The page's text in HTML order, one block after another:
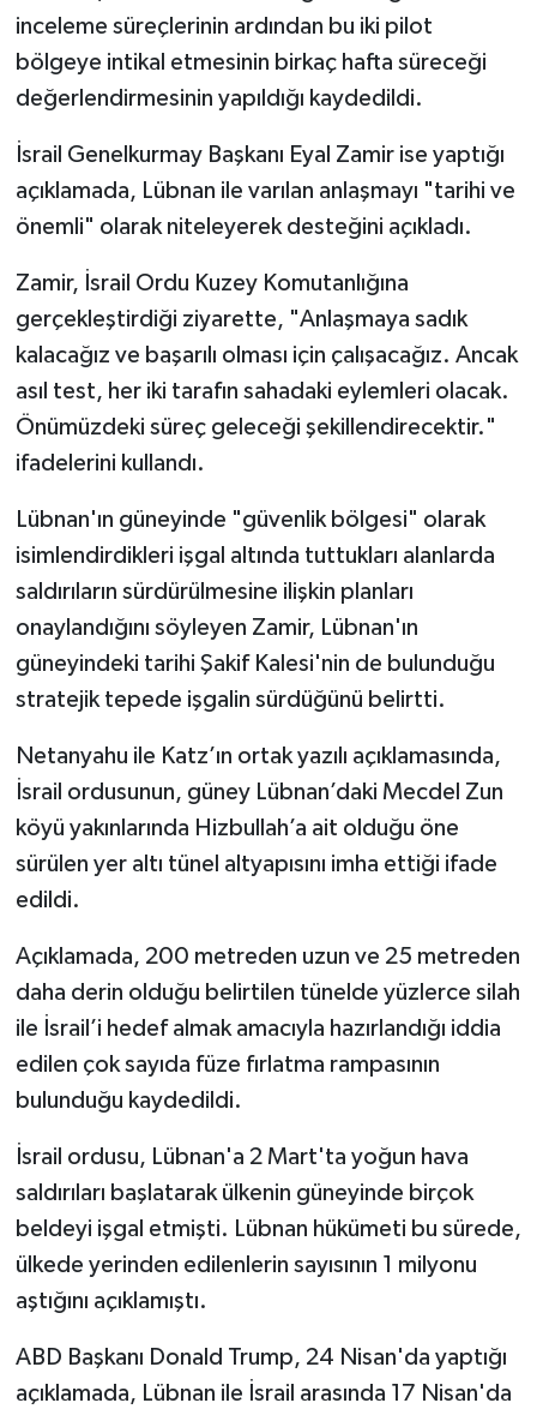
inceleme süreçlerinin ardından bu iki pilot
bölgeye intikal etmesinin birkaç hafta süreceği
değerlendirmesinin yapıldığı kaydedildi.
İsrail Genelkurmay Başkanı Eyal Zamir ise yaptığı
açıklamada, Lübnan ile varılan anlaşmayı "tarihi ve
önemli" olarak niteleyerek desteğini açıkladı.
Zamir, İsrail Ordu Kuzey Komutanlığına
gerçekleştirdiği ziyarette, "Anlaşmaya sadık
kalacağız ve başarılı olması için çalışacağız. Ancak
asıl test, her iki tarafın sahadaki eylemleri olacak.
Önümüzdeki süreç geleceği şekillendirecektir."
ifadelerini kullandı.
Lübnan'ın güneyinde "güvenlik bölgesi" olarak
isimlendirdikleri işgal altında tuttukları alanlarda
saldırıların sürdürülmesine ilişkin planları
onaylandığını söyleyen Zamir, Lübnan'ın
güneyindeki tarihi Şakif Kalesi'nin de bulunduğu
stratejik tepede işgalin sürdüğünü belirtti.
Netanyahu ile Katz’ın ortak yazılı açıklamasında,
İsrail ordusunun, güney Lübnan’daki Mecdel Zun
köyü yakınlarında Hizbullah’a ait olduğu öne
sürülen yer altı tünel altyapısını imha ettiği ifade
edildi.
Açıklamada, 200 metreden uzun ve 25 metreden
daha derin olduğu belirtilen tünelde yüzlerce silah
ile İsrail’i hedef almak amacıyla hazırlandığı iddia
edilen çok sayıda füze fırlatma rampasının
bulunduğu kaydedildi.
İsrail ordusu, Lübnan'a 2 Mart'ta yoğun hava
saldırıları başlatarak ülkenin güneyinde birçok
beldeyi işgal etmişti. Lübnan hükümeti bu sürede,
ülkede yerinden edilenlerin sayısının 1 milyonu
aştığını açıklamıştı.
ABD Başkanı Donald Trump, 24 Nisan'da yaptığı
açıklamada, Lübnan ile İsrail arasında 17 Nisan'da